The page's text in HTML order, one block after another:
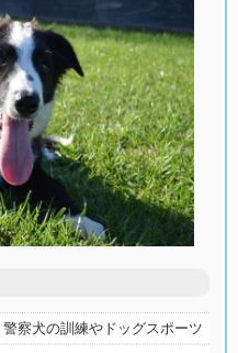
察犬の訓練やドッグスポーツ